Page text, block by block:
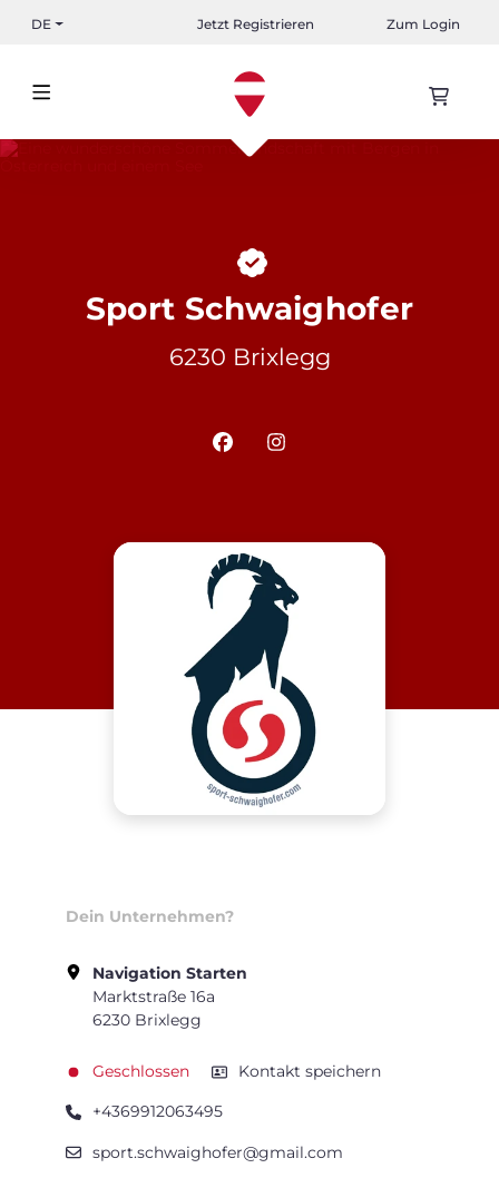
DE Jetzt Registrieren Zum Login
Sport Schwaighofer
6230 Brixlegg
Dein Unternehmen?
Navigation Starten
Marktstraße 16a
6230 Brixlegg
Geschlossen Kontakt speichern
+4369912063495
sport.schwaighofer@gmail.com